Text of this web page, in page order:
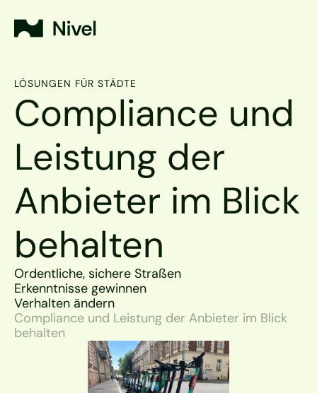
LÖSUNGEN FÜR STÄDTE
Compliance und
Leistung der
Anbieter im Blick
behalten
Ordentliche, sichere Straßen
Erkenntnisse gewinnen
Verhalten ändern
Compliance und Leistung der Anbieter im Blick
behalten